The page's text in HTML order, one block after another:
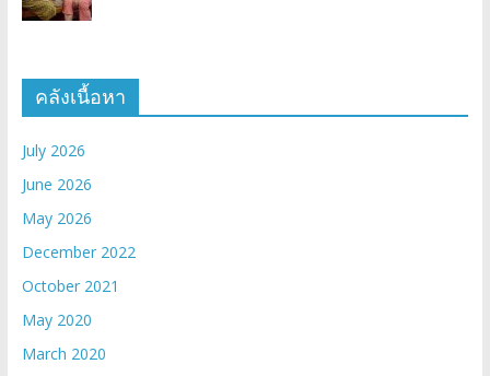
คลังเนื้อหา
July 2026
June 2026
May 2026
December 2022
October 2021
May 2020
March 2020